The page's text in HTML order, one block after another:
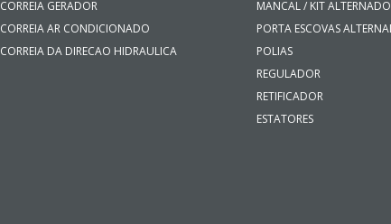
CORREIA GERADOR
CORREIA AR CONDICIONADO
CORREIA DA DIRECAO HIDRAULICA
MANCAL / KIT
PORTA ESCOVAS
POLIAS
REGULADOR
RETIFICADOR
ESTATORES